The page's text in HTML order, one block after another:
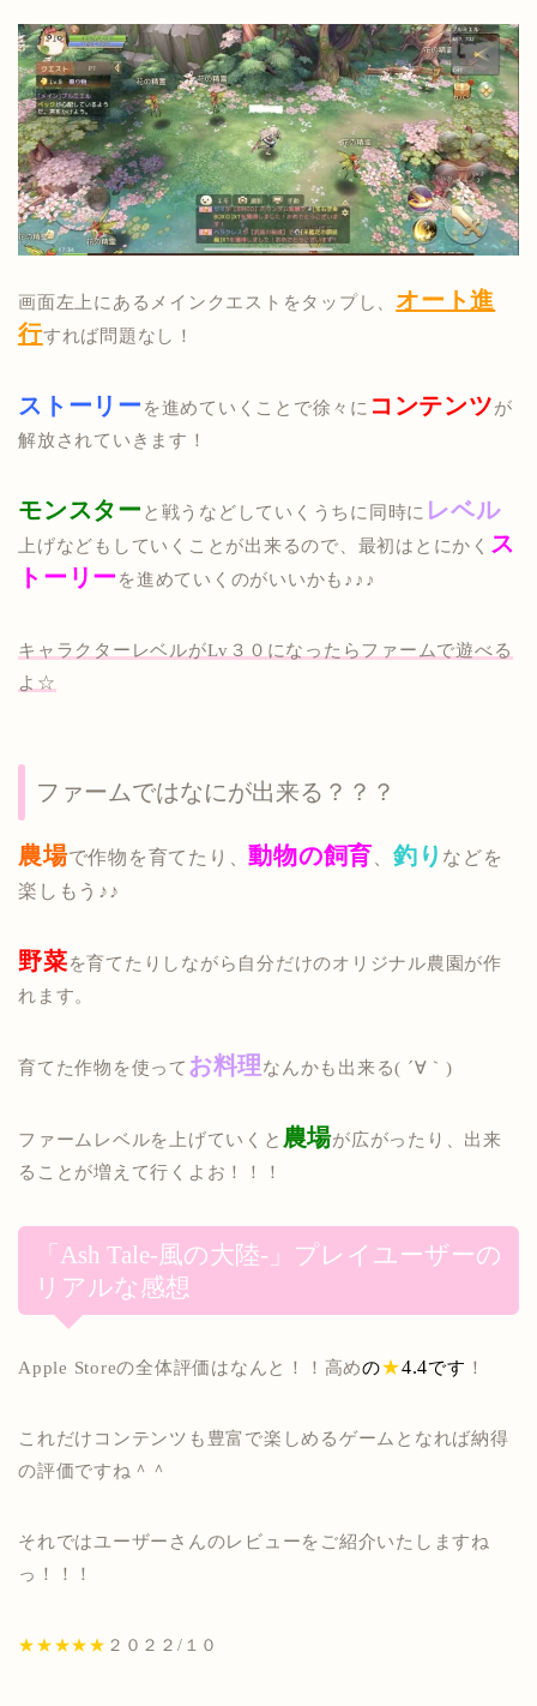
画面左上にあるメインクエストをタップし、 オート進
行すれば問題なし！
ストーリー を進めていくことで徐々に コンテンツが
解放されていきます！
モンスター と戦うなどしていくうちに同時に レベル
上げなどもしていくことが出来るので、最初はとにかく ス
トーリー を進めていくのがいいかも♪♪♪
キャラクターレベルがLv３０になったらファームで遊べる
よ☆
ファームではなにが出来る？？？
農場で作物を育てたり、動物の飼育 釣り などを
楽しもう♪♪
野菜を育てたりしながら自分だけのオリジナル農園が作
れます。
育てた作物を使って お料理なんかも出来る( ´∀｀)
ファームレベルを上げていくと 農場が広がったり、出来
ることが増えて行くよお！！！
「Ash Tale-風の大陸- 」プレイユーザーの
リアルな感想
Apple Storeの全体評価はなんと！！高めの★4.4です ！
これだけコンテンツも豊富で楽しめるゲームとなれば納得
の評価ですね＾＾
それではユーザーさんのレビューをご紹介いたしますね
っ！！！
★★★★★ ２０２２/１０